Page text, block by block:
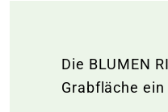
Die BLUMEN
Grabfläche